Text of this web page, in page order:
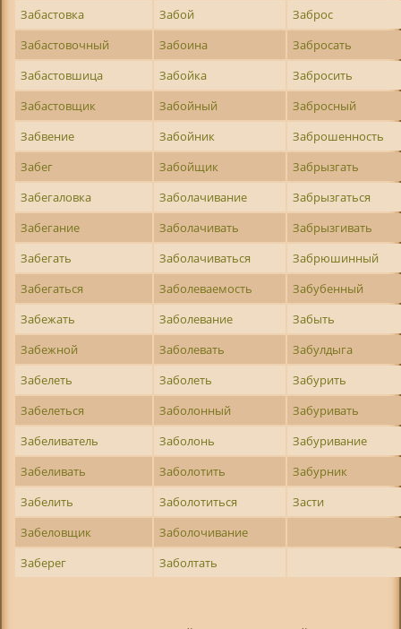
Забастовка
Забой
Заброс
Забастовочный
Забоина
Забросать
Забастовшица
Забойка
Забросить
Забастовщик
Забойный
Забросный
Забвение
Забойник
Заброшенность
Забег
Забойщик
Забрызгать
Забегаловка
Заболачивание
Забрызгаться
Забегание
Заболачивать
Забрызгивать
Забегать
Заболачиваться
Забрюшинный
Забегаться
Заболеваемость
Забубенный
Забежать
Заболевание
Забыть
Забежной
Заболевать
Забулдыга
Забелеть
Заболеть
Забурить
Забелеться
Заболонный
Забуривать
Забеливатель
Заболонь
Забуривание
Забеливать
Заболотить
Забурник
Забелить
Заболотиться
Засти
Забеловщик
Заболочивание
Заберег
Заболтать